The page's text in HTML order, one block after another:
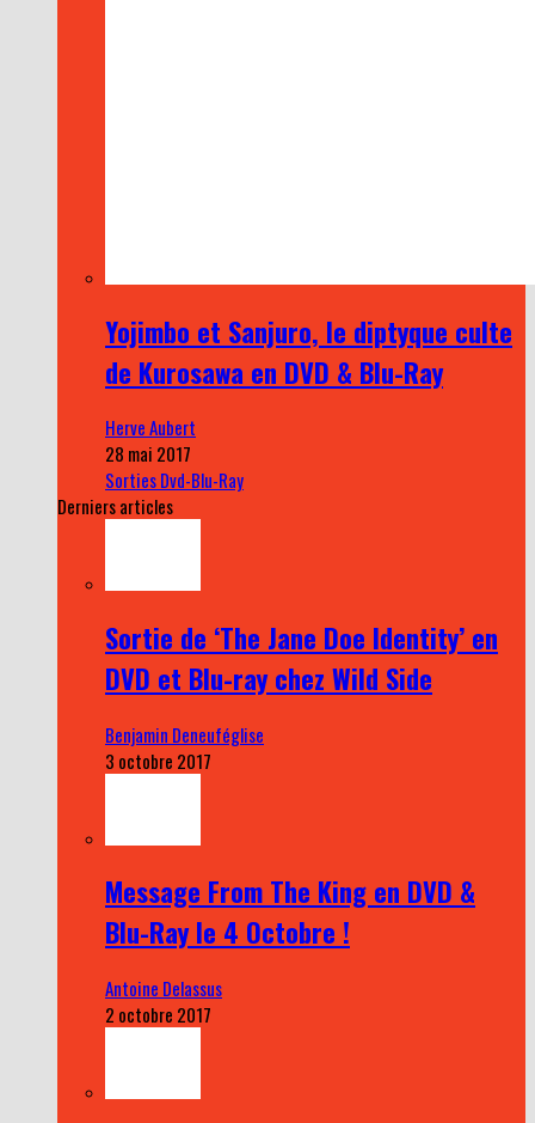
Yojimbo et Sanjuro, le diptyque culte
de Kurosawa en DVD & Blu-Ray
Herve Aubert
28 mai 2017
Sorties Dvd-Blu-Ray
Derniers articles
Sortie de ‘The Jane Doe Identity’ en
DVD et Blu-ray chez Wild Side
Benjamin Deneuféglise
3 octobre 2017
Message From The King en DVD &
Blu-Ray le 4 Octobre !
Antoine Delassus
2 octobre 2017